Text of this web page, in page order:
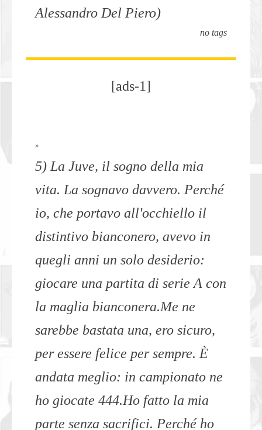
Alessandro Del Piero)
no tags
[ads-1]
»
5) La Juve, il sogno della mia
vita. La sognavo davvero. Perché
io, che portavo all'occhiello il
distintivo bianconero, avevo in
quegli anni un solo desiderio:
giocare una partita di serie A con
la maglia bianconera.Me ne
sarebbe bastata una, ero sicuro,
per essere felice per sempre. È
andata meglio: in campionato ne
ho giocate 444.Ho fatto la mia
parte senza sacrifici. Perché ho